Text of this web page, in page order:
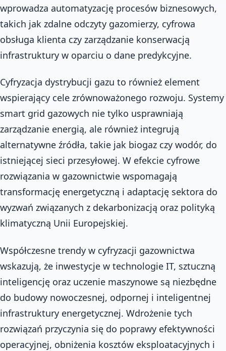
wprowadza automatyzację procesów biznesowych,
takich jak zdalne odczyty gazomierzy, cyfrowa
obsługa klienta czy zarządzanie konserwacją
infrastruktury w oparciu o dane predykcyjne.
Cyfryzacja dystrybucji gazu to również element
wspierający cele zrównoważonego rozwoju. Systemy
smart grid gazowych nie tylko usprawniają
zarządzanie energią, ale również integrują
alternatywne źródła, takie jak biogaz czy wodór, do
istniejącej sieci przesyłowej. W efekcie cyfrowe
rozwiązania w gazownictwie wspomagają
transformację energetyczną i adaptację sektora do
wyzwań związanych z dekarbonizacją oraz polityką
klimatyczną Unii Europejskiej.
Współczesne trendy w cyfryzacji gazownictwa
wskazują, że inwestycje w technologie IT, sztuczną
inteligencję oraz uczenie maszynowe są niezbędne
do budowy nowoczesnej, odpornej i inteligentnej
infrastruktury energetycznej. Wdrożenie tych
rozwiązań przyczynia się do poprawy efektywności
operacyjnej, obniżenia kosztów eksploatacyjnych i